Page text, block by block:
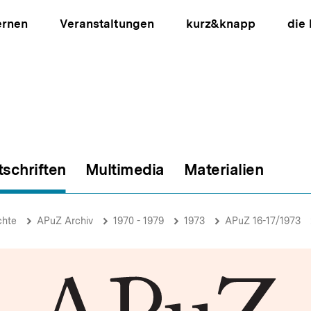
Veranstaltungen kurz&knapp die
Multimedia Materialien
APuZ Archiv 1970 - 1979 1973 APuZ 16-17/1973